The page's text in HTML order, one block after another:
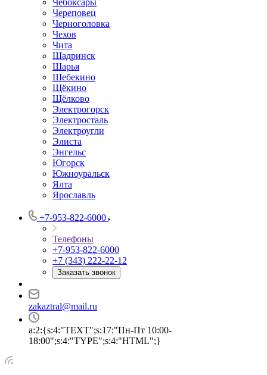
Чебоксары
Череповец
Черноголовка
Чехов
Чита
Шадринск
Шарья
Шебекино
Щёкино
Щёлково
Электрогорск
Электросталь
Электроугли
Элиста
Энгельс
Югорск
Южноуральск
Ялта
Ярославль
+7-953-822-6000
Телефоны
+7-953-822-6000
+7 (343) 222-22-12
Заказать звонок
zakaztral@mail.ru
a:2:{s:4:"TEXT";s:17:"Пн-Пт 10:00-
18:00";s:4:"TYPE";s:4:"HTML";}